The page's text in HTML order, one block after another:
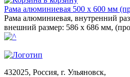
Рама алюминиевая 500 х 600 мм
Рама алюминиевая, внутренний
внешний размер: 586 х 686 мм,
432025, Россия, г. Ульяновск,